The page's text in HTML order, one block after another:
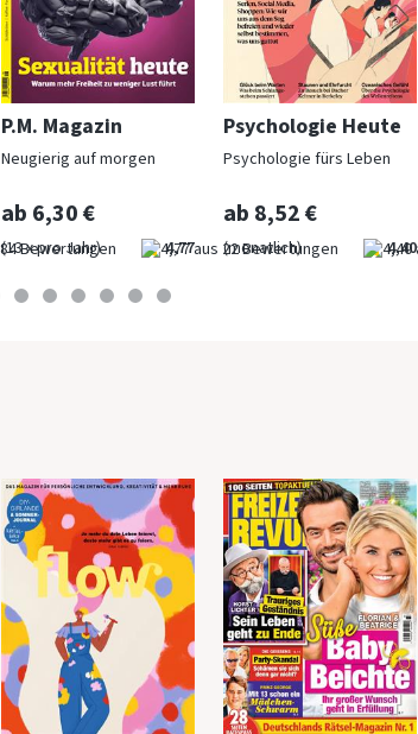
P.M. Magazin
Neugierig auf morgen
ab 6,30 €
(13 x pro Jahr) 4,77
Psychologie Heute
Psychologie fürs Leben
ab 8,52 €
(monatlich) 4,40